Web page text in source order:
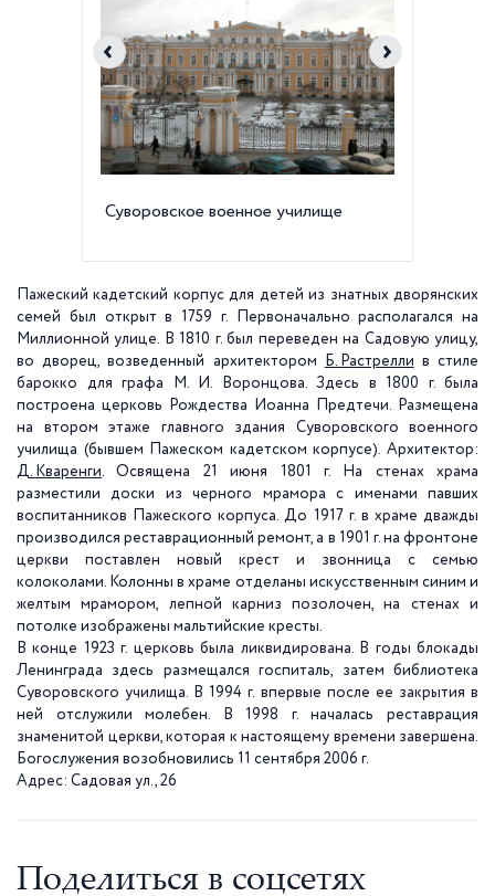
Суворовское военное училище
Пажеский кадетский корпус для детей из знатных дворянских
семей был открыт в 1759 г. Первоначально располагался на
Миллионной улице. В 1810 г. был переведен на Садовую улицу,
во дворец, возведенный архитектором
Б. Растрелли в стиле
барокко для графа М. И. Воронцова. Здесь в 1800 г. была
построена церковь Рождества Иоанна Предтечи. Размещена
на втором этаже главного здания Суворовского военного
училища (бывшем Пажеском кадетском корпусе). Архитектор:
Д. Кваренги. Освящена 21 июня 1801 г. На стенах храма
разместили доски из черного мрамора с именами павших
воспитанников Пажеского корпуса. До 1917 г. в храме дважды
производился реставрационный ремонт, а в 1901 г. на фронтоне
церкви поставлен новый крест и звонница с семью
колоколами. Колонны в храме отделаны искусственным синим и
желтым мрамором, лепной карниз позолочен, на стенах и
потолке изображены мальтийские кресты.
В конце 1923 г. церковь была ликвидирована. В годы блокады
Ленинграда здесь размещался госпиталь, затем библиотека
Суворовского училища. В 1994 г. впервые после ее закрытия в
ней отслужили молебен. В 1998 г. началась реставрация
знаменитой церкви, которая к настоящему времени завершена.
Богослужения возобновились 11 сентября 2006 г.
Адрес: Садовая ул., 26
Поделиться в соцсетях